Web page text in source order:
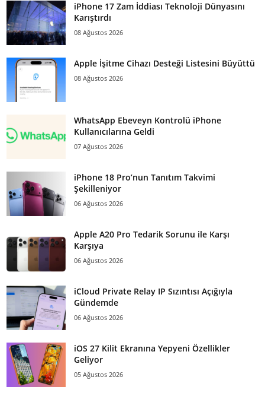
iPhone 17 Zam İddiası Teknoloji Dünyasını
Karıştırdı
08 Ağustos 2026
Apple İşitme Cihazı Desteği Listesini Büyüttü
08 Ağustos 2026
WhatsApp Ebeveyn Kontrolü iPhone
Kullanıcılarına Geldi
07 Ağustos 2026
iPhone 18 Pro’nun Tanıtım Takvimi
Şekilleniyor
06 Ağustos 2026
Apple A20 Pro Tedarik Sorunu ile Karşı
Karşıya
06 Ağustos 2026
iCloud Private Relay IP Sızıntısı Açığıyla
Gündemde
06 Ağustos 2026
iOS 27 Kilit Ekranına Yepyeni Özellikler
Geliyor
05 Ağustos 2026